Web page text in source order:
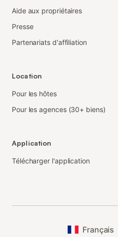
Aide aux propriétaires
Presse
Partenariats d'affiliation
Location
Pour les hôtes
Pour les agences (30+ biens)
Application
Télécharger l'application
Français